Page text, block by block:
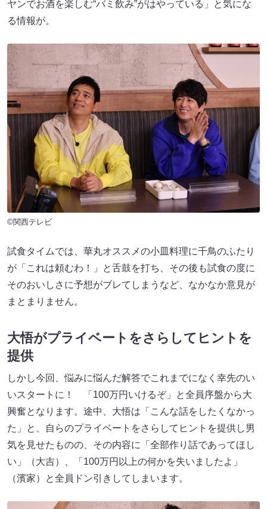
ヤンでお酒を楽しむ“バミ飲み”がはやっている」と気にな
る情報が。
©関西テレビ
試食タイムでは、華丸オススメの小皿料理に千鳥のふたり
が「これは頼むわ！」と舌鼓を打ち、その後も試食の度に
そのおいしさに予想がブレてしまうなど、なかなか意見が
まとまりません。
大悟がプライベートをさらしてヒントを
提供
しかし今回、悩みに悩んだ解答でこれまでになく幸先のい
いスタートに！ 「100万円いけるぞ」と全員序盤から大
興奮となります。途中、大悟は「こんな話をしたくなかっ
た」と、自らのプライベートをさらしてヒントを提供し男
気を見せたものの、その内容に「全部作り話であってほし
い」（大吉）、「100万円以上の何かを失いましたよ」
（濱家）と全員ドン引きしてしまいます。